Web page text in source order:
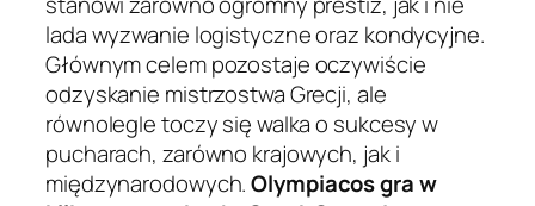
lada wyzwanie logistyczne oraz kondycyjne.
Głównym celem pozostaje oczywiście
odzyskanie mistrzostwa Grecji, ale
równolegle toczy się walka o sukcesy w
pucharach, zarówno krajowych, jak i
międzynarodowych.Olympiacos gra w